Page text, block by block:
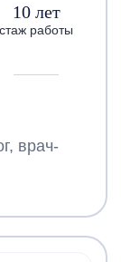
10 лет
стаж работы
врач-